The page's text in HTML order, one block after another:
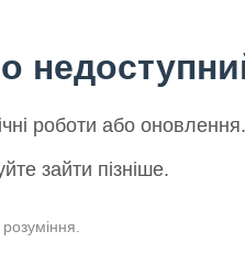
роботи або оновлення.
зайти пізніше.